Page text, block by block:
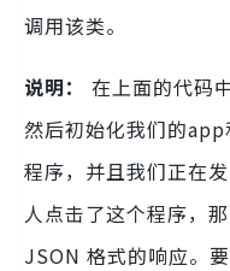
调用该类​。
说明：
在上面的代码
然后初始化我们的
程序，并且我们正在
人点击了这个程序，
JSON 格式的响应。